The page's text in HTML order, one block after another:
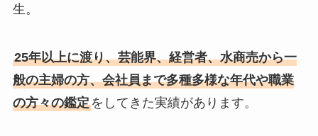
生。
25年以上に渡り、芸能界、経営者、水商売から一
般の主婦の方、会社員まで多種多様な年代や職業
の方々の鑑定をしてきた実績があります。